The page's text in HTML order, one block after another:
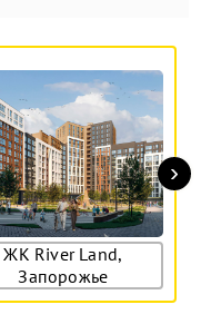
ЖК River Land,
Запорожье
›